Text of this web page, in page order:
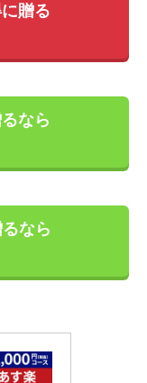
贈る
なら
なら